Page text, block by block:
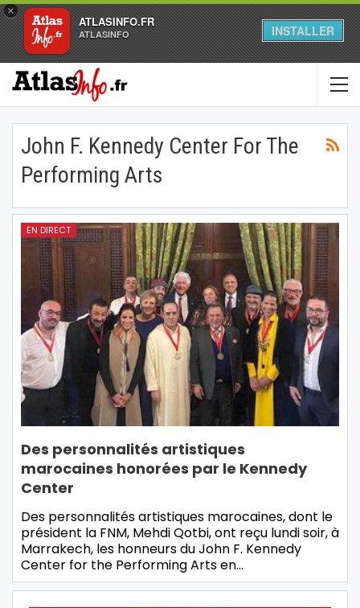
×
ATLASINFO.FR
ATLASINFO INSTALLER
John F. Kennedy Center For The
Performing Arts
EN DIRECT
Des personnalités artistiques
marocaines honorées par le Kennedy
Center
Des personnalités artistiques marocaines, dont le
président la FNM, Mehdi Qotbi, ont reçu lundi soir, à
Marrakech, les honneurs du John F. Kennedy
Center for the Performing Arts en…